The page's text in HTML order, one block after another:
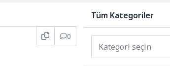
0
Tüm Kategoriler